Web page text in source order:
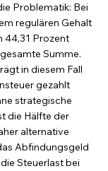
Problematik: Bei
regulären Gehalt
44,31 Prozent
Summe.
in diesem Fall
gezahlt
strategische
die Hälfte der
alternative
Abfindungsgeld
Steuerlast bei